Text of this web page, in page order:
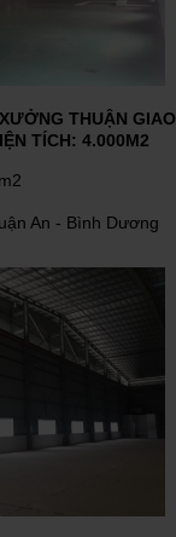
THUẬN
TÍCH: 4.000M2
An - Bình Dương